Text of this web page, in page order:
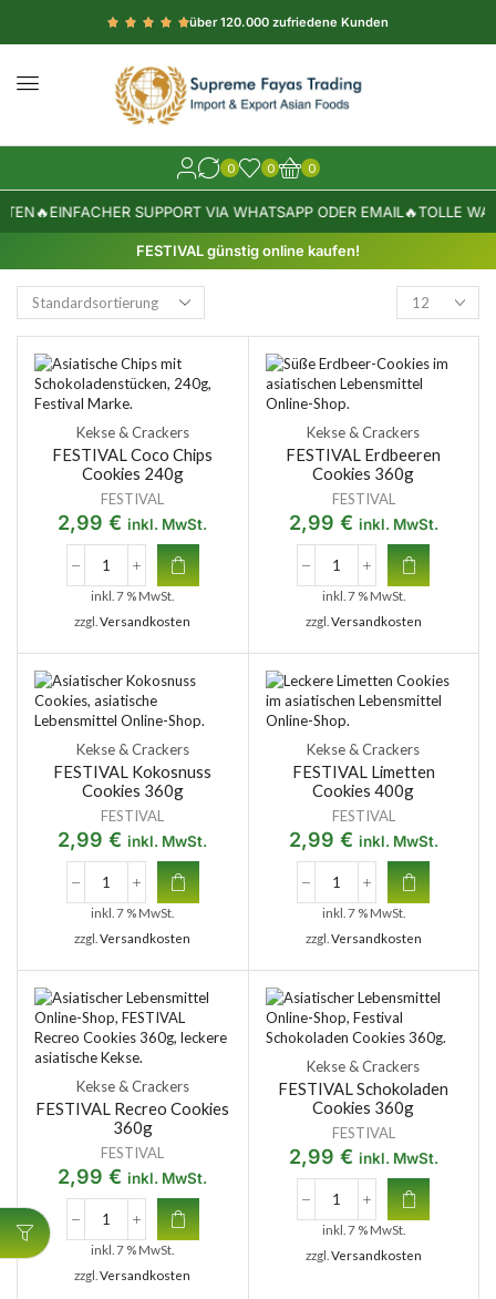
über 120.000 zufriedene Kunden
0 0 0
🔥EINFACHER SUPPORT VIA WHATSAPP ODER EMAIL🔥TOLLE
FESTIVAL günstig online kaufen!
Kekse & Crackers
FESTIVAL Coco Chips
Cookies 240g
FESTIVAL
2,99€ inkl. MwSt.
inkl. 7 % MwSt.
zzgl.Versandkosten
Kekse & Crackers
FESTIVAL Erdbeeren
Cookies 360g
FESTIVAL
2,99 € inkl. MwSt.
inkl. 7 % MwSt.
zzgl. Versandkosten
Kekse & Crackers
FESTIVAL Kokosnuss
Cookies 360g
FESTIVAL
2,99€ inkl. MwSt.
inkl. 7 % MwSt.
zzgl.Versandkosten
Kekse & Crackers
FESTIVAL Limetten
Cookies 400g
FESTIVAL
2,99 € inkl. MwSt.
inkl. 7 % MwSt.
zzgl. Versandkosten
Kekse & Crackers
FESTIVAL Recreo Cookies
360g
FESTIVAL
2,99€ inkl. MwSt.
inkl. 7 % MwSt.
zzgl.Versandkosten
Kekse & Crackers
FESTIVAL Schokoladen
Cookies 360g
FESTIVAL
2,99 € inkl. MwSt.
inkl. 7 % MwSt.
zzgl. Versandkosten